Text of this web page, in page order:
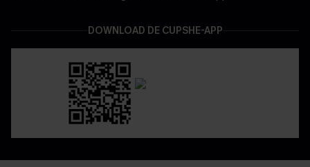
DOWNLOAD DE CUPSHE-APP